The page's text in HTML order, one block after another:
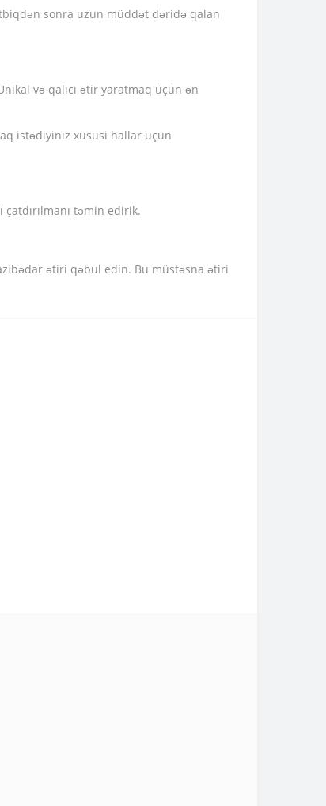
sonra uzun müddət dəridə qalan
və qalıcı ətir yaratmaq üçün ən
istədiyiniz xüsusi hallar üçün
təmin edirik.
ətiri qəbul edin. Bu müstəsna ətiri